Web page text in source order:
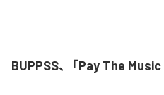
BUPPSS、「Pay The